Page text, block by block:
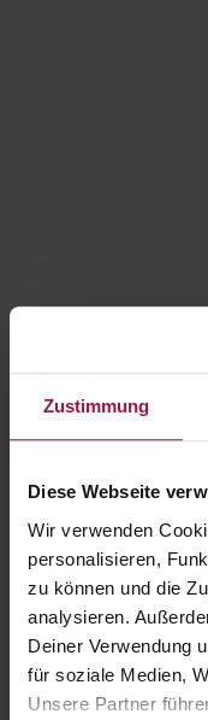
Zustimmung
Diese Webseite
Wir verwenden
personalisieren,
zu können und die
analysieren.
Deiner Verwendung
für soziale Medien,
Unsere Partner